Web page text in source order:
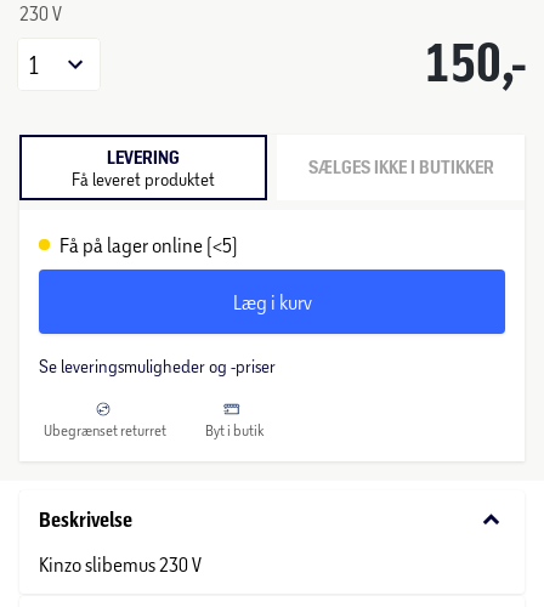
230 V
150,-
1
LEVERING
Få leveret produktet SÆLGES IKKE I BUTIKKER
Få på lager online (<5)
Læg i kurv
Se leveringsmuligheder og -priser
Ubegrænset returret Byt i butik
Beskrivelse keyboard_arrow_down
Kinzo slibemus 230 V